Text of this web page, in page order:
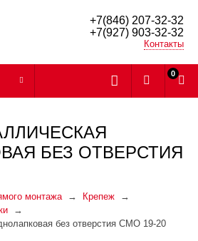
+7(846) 207-32-32
+7(927) 903-32-32
Контакты
0
БЕЗ ОТВЕРСТИЯ
монтажа
Крепеж
без отверстия СМО 19-20